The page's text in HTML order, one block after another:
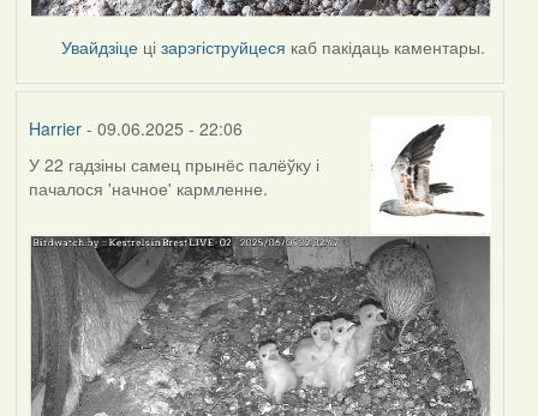
Увайдзіце цізарэгіструйцеся каб пакідаць каментары.
Harrier- 09.06.2025 - 22:06
У 22 гадзіны самец прынёс палёўку і
пачалося 'начное' кармленне.